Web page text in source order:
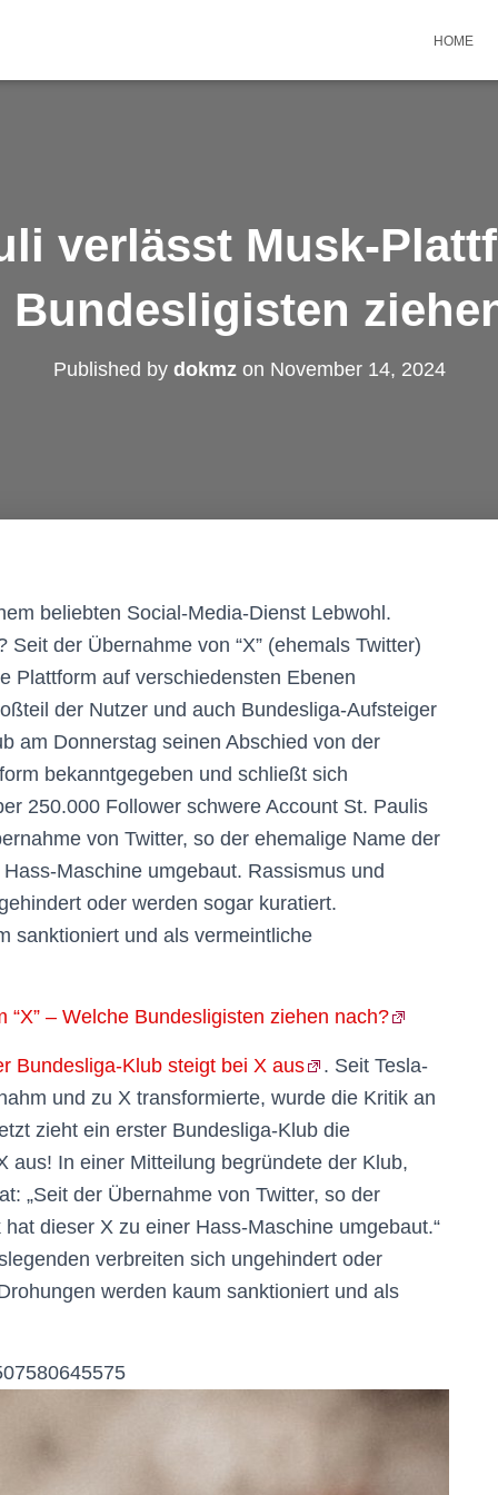
HOME
verlässt Musk-
Bundesligisten
Published by dokmzon November 14, 2024
beliebten Social-Media-Dienst Lebwohl.
der Übernahme von “X” (ehemals Twitter)
Plattform auf verschiedensten Ebenen
der Nutzer und auch Bundesliga-Aufsteiger
am Donnerstag seinen Abschied von der
bekanntgegeben und schließt sich
250.000 Follower schwere Account St. Paulis
von Twitter, so der ehemalige Name der
Maschine umgebaut. Rassismus und
oder werden sogar kuratiert.
sanktioniert und als vermeintliche
– Welche Bundesligisten ziehen nach?
Bundesliga-Klub steigt bei X aus
. Seit Tesla-
und zu X transformierte, wurde die Kritik an
zieht ein erster Bundesliga-Klub die
aus! In einer Mitteilung begründete der Klub,
„Seit der Übernahme von Twitter, so der
dieser X zu einer Hass-Maschine umgebaut.“
verbreiten sich ungehindert oder
werden kaum sanktioniert und als